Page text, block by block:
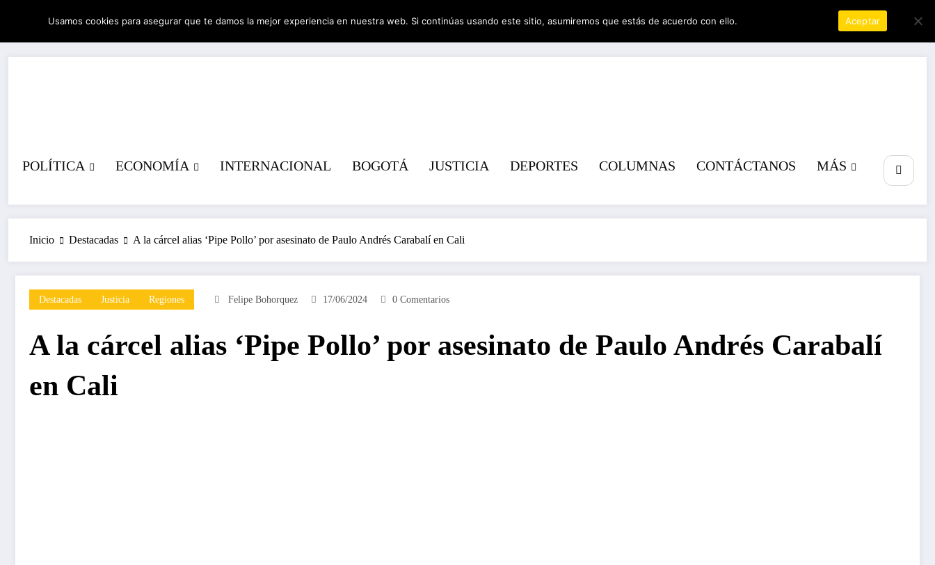
contenido
06/08/2026 9:45:20 AM
POLÍTICA ECONOMÍA INTERNACIONAL BOGOTÁ JUSTICIA DEPORTES COLUMNAS CONTÁCTANOS MÁS
Inicio Destacadas A la cárcel alias ‘Pipe Pollo’ por asesinato de Paulo Andrés Carabalí en Cali
Destacadas Justicia Regiones Felipe Bohorquez 17/06/2024 0 Comentarios
A la cárcel alias ‘Pipe Pollo’ por asesinato de Paulo Andrés Carabalí
en Cali
Usamos cookies para asegurar que te damos la mejor experiencia en nuestra web. Si continúas usando este sitio, asumiremos que estás de acuerdo con ello. Aceptar